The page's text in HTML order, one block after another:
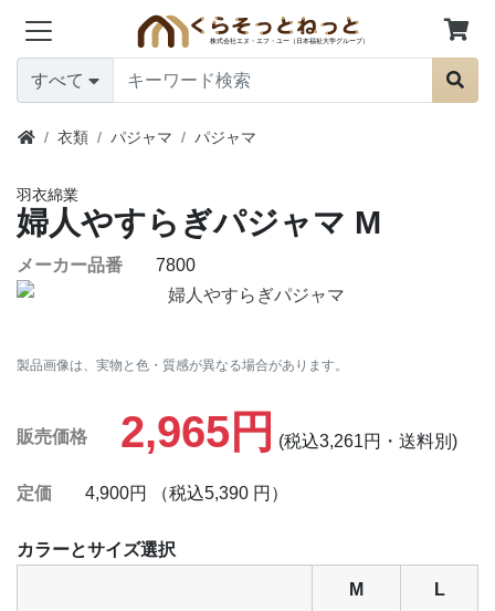
すべて
衣類 パジャマ パジャマ
羽衣綿業
婦人やすらぎパジャマ M
メーカー品番 7800
製品画像は、実物と色・質感が異なる場合があります。
販売価格 2,965円 (税込3,261円・送料別)
定価 4,900円 （税込5,390 円）
カラーとサイズ選択
M L